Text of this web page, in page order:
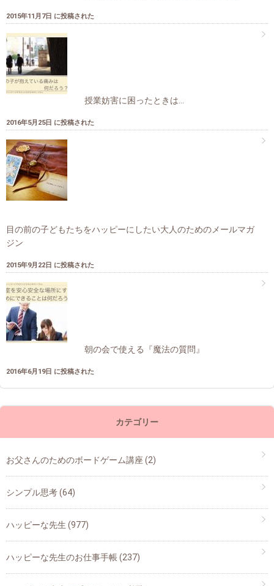
2015年11月7日 に投稿された
授業妨害に困ったときは…
2016年5月25日 に投稿された
目の前の子どもたちをハッピーにしたい大人のためのメールマガ
ジン
2015年9月22日 に投稿された
朝の会で使える『魔法の質問』
2016年6月19日 に投稿された
カテゴリー
お父さんのためのボードゲーム講座 (2)
シンプル思考(64)
ハッピーな先生 (977)
ハッピーな先生のお仕事手帳 (237)